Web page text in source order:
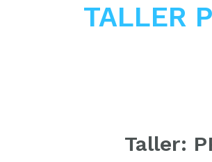
TALLER
Taller:
Taller: